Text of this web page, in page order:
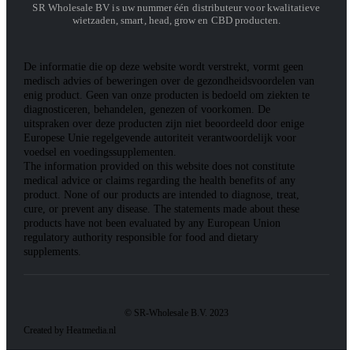
SR Wholesale BV is uw nummer één distributeur voor kwalitatieve
wietzaden, smart, head, grow en CBD producten.
De informatie die op deze website wordt verstrekt, vormt geen
medisch advies of beweringen over de gezondheidsvoordelen van
enig product. Geen van onze producten is bedoeld om ziekten te
diagnosticeren, behandelen, genezen of voorkomen. De
uitspraken over deze producten zijn niet beoordeeld door enige
Europese Unie regelgevende autoriteit verantwoordelijk voor
voedsel en voedingssupplementen.
The information provided on this website does not constitute
medical advice or claims regarding the health benefits of any
product. None of our products are intended to diagnose, treat,
cure, or prevent any disease. The statements made about these
products have not been evaluated by any European Union
regulatory authority responsible for food and dietary
supplements.
© SR-Wholesale B.V. 2023
Created by Heatmedia.nl